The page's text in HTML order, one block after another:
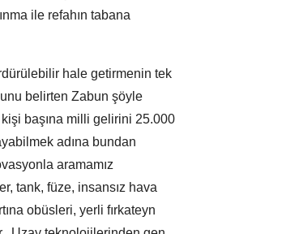
ile refahın tabana
hale getirmenin tek
belirten Zabun şöyle
başına milli gelirini 25.000
adına bundan
aramamız
tank, füze, insansız hava
obüsleri, yerli fırkateyn